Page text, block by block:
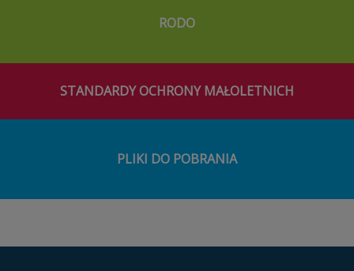
RODO
STANDARDY OCHRONY MAŁOLETNICH
PLIKI DO POBRANIA